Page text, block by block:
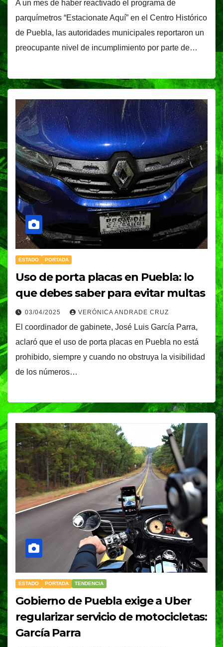
A un mes de haber reactivado el programa de
parquímetros “Estacionate Aquí” en el Centro Histórico
de Puebla, las autoridades municipales reportaron un
preocupante nivel de incumplimiento por parte de…
ESTADO PORTADA
Uso de porta placas en Puebla: lo
que debes saber para evitar multas
03/04/2025 VERÓNICA ANDRADE CRUZ
El coordinador de gabinete, José Luis García Parra,
aclaró que el uso de porta placas en Puebla no está
prohibido, siempre y cuando no obstruya la visibilidad
de los números…
ESTADO PORTADA TENDENCIA
Gobierno de Puebla exige a Uber
regularizar servicio de motocicletas:
García Parra